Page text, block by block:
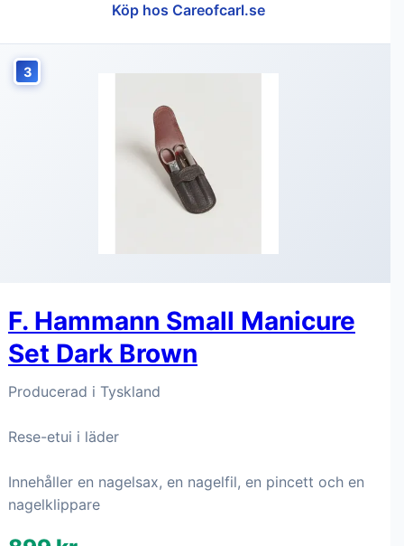
Köp hos Careofcarl.se
3
F. Hammann Small Manicure
Set Dark Brown
Producerad i Tyskland
Rese-etui i läder
Innehåller en nagelsax, en nagelfil, en pincett och en
nagelklippare